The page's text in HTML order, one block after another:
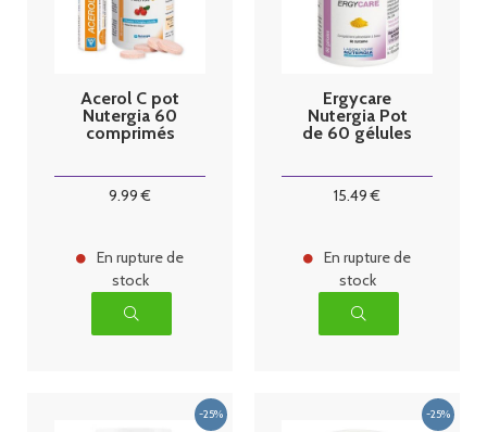
Acerol C pot
Nutergia 60
comprimés
9.99 €
En rupture de
stock
Ergycare
Nutergia Pot
de 60 gélules
15.49 €
En rupture de
stock